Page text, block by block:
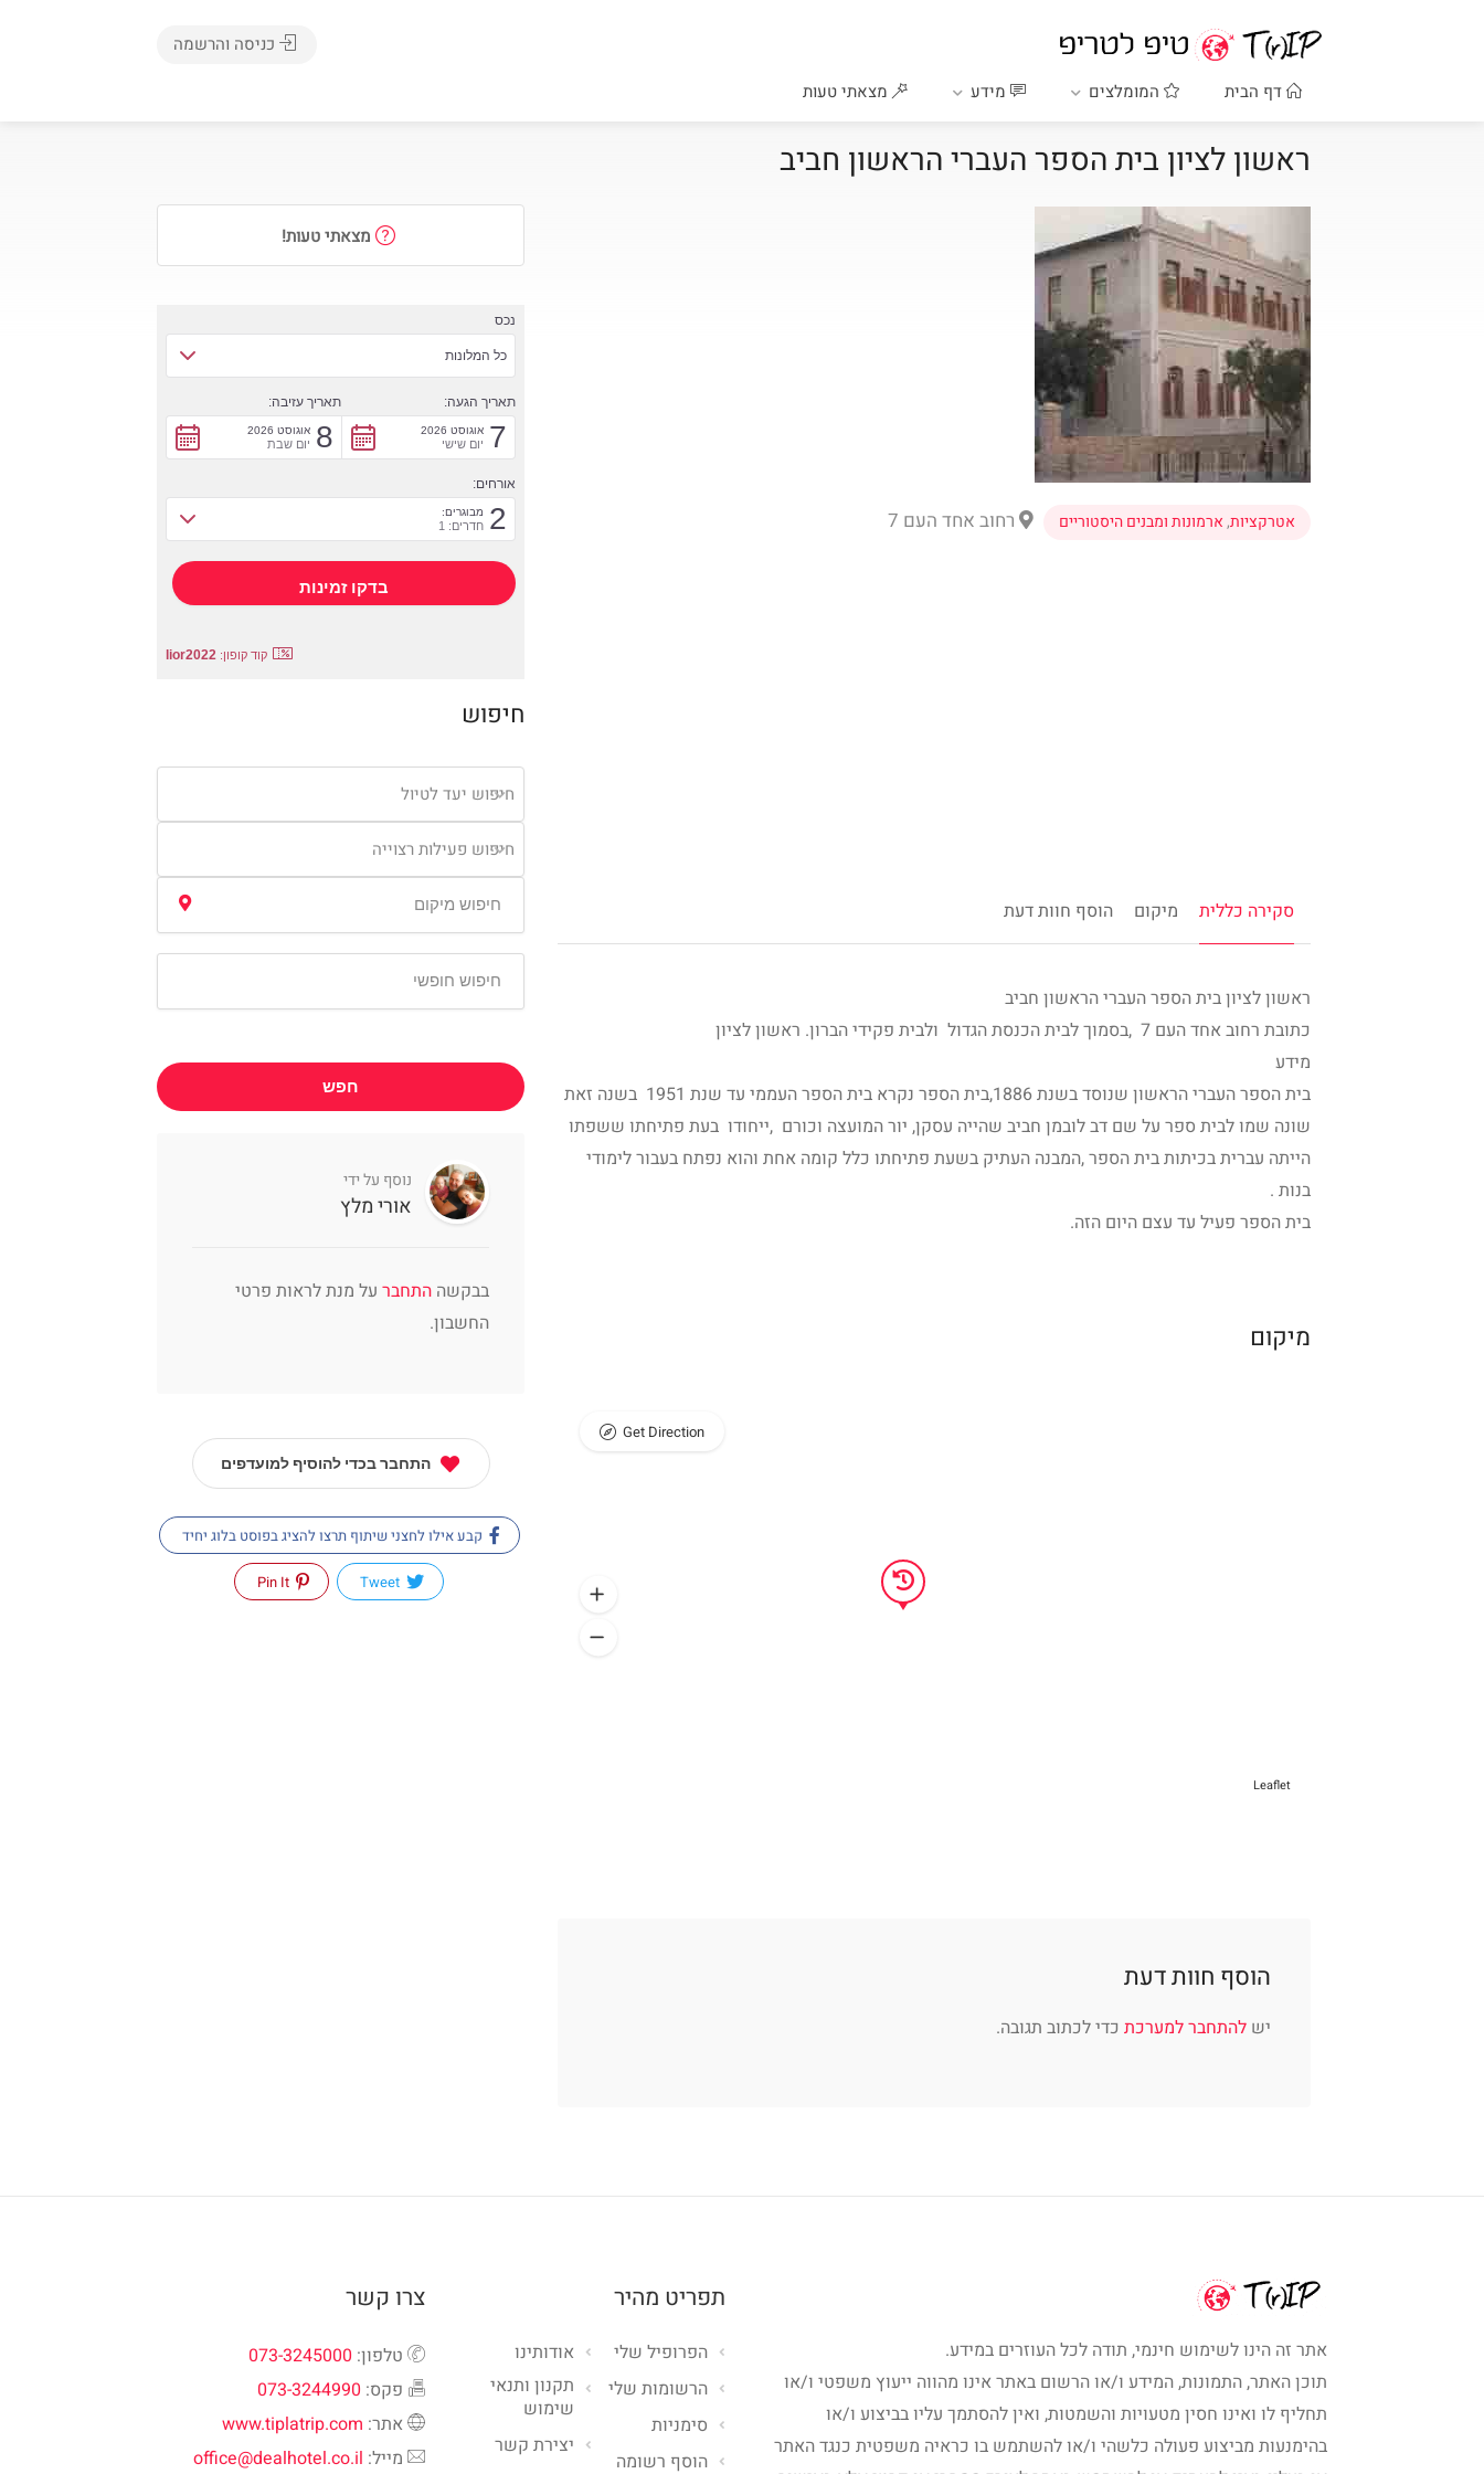
דף הבית המומלצים מידע מצאתי טעות
כניסה והרשמה
ראשון לציון בית הספר העברי הראשון חביב
אטרקציות,ארמונות ומבנים היסטוריים רחוב אחד העם 7
סקירה כללית מיקום הוסף חוות דעת
ראשון לציון בית הספר העברי הראשון חביב
כתובת רחוב אחד העם 7 ,בסמוך לבית הכנסת הגדול ולבית פקידי הברון. ראשון לציון
מידע
בית הספר העברי הראשון שנוסד בשנת 1886,בית הספר נקרא בית הספר העממי עד שנת 1951 בשנה זאת
שונה שמו לבית ספר על שם דב לובמן חביב שהייה עסקן, יור המועצה וכורם ,ייחודו בעת פתיחתו ששפתו
הייתה עברית בכיתות בית הספר ,המבנה העתיק בשעת פתיחתו כלל קומה אחת והוא נפתח בעבור לימודי
בנות .
בית הספר פעיל עד עצם היום הזה.
מיקום
Leaflet
Get Direction
הוסף חוות דעת
יש להתחבר למערכת כדי לכתוב תגובה.
מצאתי טעות!
נכס
כל המלונות
תאריך הגעה:
7 אוגוסט 2026
יום שישי
תאריך עזיבה:
8 אוגוסט 2026
יום שבת
אורחים:
2 מבוגרים:
חדרים: 1
קוד קופון: lior2022
חיפוש
חיפוש יעד לטיול
חיפוש פעילות רצוייה
חפש
נוסף על ידי
אורי מלץ
בבקשה התחבר על מנת לראות פרטי
החשבון.
התחבר בכדי להוסיף למועדפים
קבע אילו לחצני שיתוף תרצו להציג בפוסט בלוג יחיד
אתר זה הינו לשימוש חינמי, תודה לכל העוזרים במידע.
תוכן האתר, התמונות, המידע ו/או הרשום באתר אינו מהווה ייעוץ משפטי ו/או
תחליף לו ואינו חסין מטעויות והשמטות, ואין להסתמך עליו בביצוע ו/או
בהימנעות מביצוע פעולה כלשהי ו/או להשתמש בו כראיה משפטית כנגד האתר
תפריט מהיר
אודותינו
תקנון ותנאי
שימוש
יצירת קשר
הפרופיל שלי
הרשומות שלי
סימניות
הוסף רשומה
צרו קשר
טלפון: 073-3245000
פקס: 073-3244990
אתר: www.tiplatrip.com
מייל: office@dealhotel.co.il